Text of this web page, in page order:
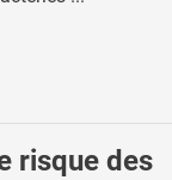
risque des